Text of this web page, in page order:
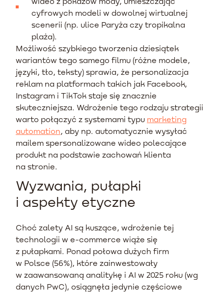
cyfrowych modeli w dowolnej wirtualnej
scenerii (np. ulice Paryża czy tropikalna
plaża).
Możliwość szybkiego tworzenia dziesiątek
wariantów tego samego filmu (różne modele,
języki, tło, teksty) sprawia, że personalizacja
reklam na platformach takich jak Facebook,
Instagram i TikTok staje się znacznie
skuteczniejsza. Wdrożenie tego rodzaju strategii
warto połączyć z systemami typu marketing
automation, aby np. automatycznie wysyłać
mailem spersonalizowane wideo polecające
produkt na podstawie zachowań klienta
na stronie.
Wyzwania, pułapki
i aspekty etyczne
Choć zalety AI są kuszące, wdrożenie tej
technologii w e-commerce wiąże się
z pułapkami. Ponad połowa dużych firm
w Polsce (56%), które zainwestowały
w zaawansowaną analitykę i AI w 2025 roku (wg
danych PwC), osiągnęła jedynie częściowe